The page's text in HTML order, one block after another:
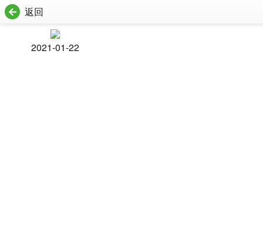
返回
2021-01-22